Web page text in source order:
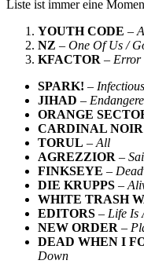
Liste ist immer eine
YOUTH CODE –
NZ – One Of Us /
KFACTOR – Error
SPARK! –
JIHAD –
ORANGE
CARDINAL NOIR
TORUL – All
AGREZZIOR –
FINKSEYE –
DIE KRUPPS –
WHITE TRASH
EDITORS – Life Is
NEW ORDER –
DEAD WHEN I
Down